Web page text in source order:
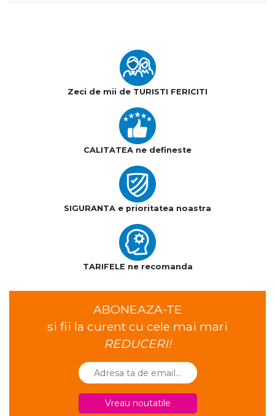
Zeci de mii de TURISTI FERICITI
CALITATEA ne defineste
SIGURANTA e prioritatea noastra
TARIFELE ne recomanda
ABONEAZA-TE
si fii la curent cu cele mai mari
REDUCERI!
Vreau noutatile